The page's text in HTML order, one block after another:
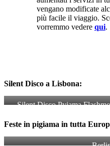
vengano modificate
più facile il viaggio.
vorremmo vedere qui.
Silent Disco a Lisbona:
Silent Disco Pyjama
Feste in pigiama in tutta